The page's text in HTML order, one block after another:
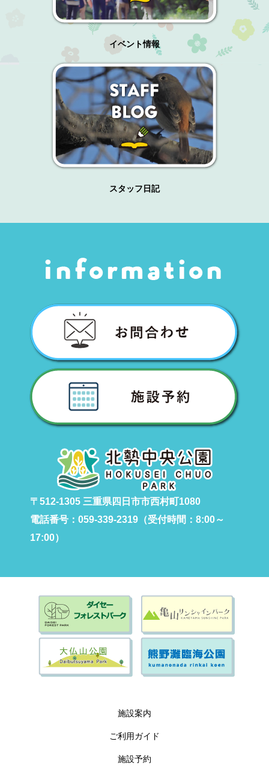
イベント情報
スタッフ日記
〒512-1305 三重県四日市市西村町1080
電話番号：059-339-2319（受付時間：8:00～
17:00）
施設案内
ご利用ガイド
施設予約